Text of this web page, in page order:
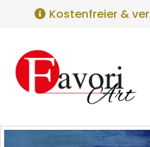
Kostenfreier &